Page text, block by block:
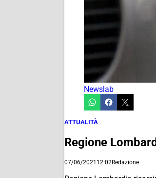
Newslab
ATTUALITÀ
Regione
07/06/2021 12:02Redazione